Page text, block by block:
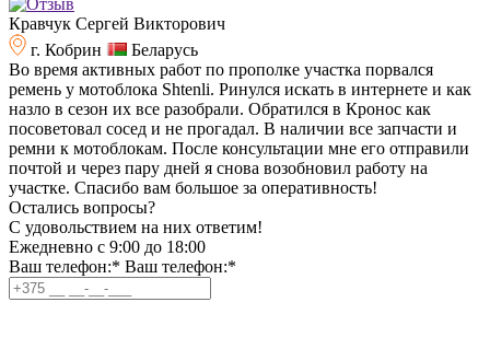
Кравчук Сергей Викторович
г. Кобрин
Беларусь
Во время активных работ по прополке участка порвался
ремень у мотоблока Shtenli. Ринулся искать в интернете и как
назло в сезон их все разобрали. Обратился в Кронос как
посоветовал сосед и не прогадал. В наличии все запчасти и
ремни к мотоблокам. После консультации мне его отправили
почтой и через пару дней я снова возобновил работу на
участке. Спасибо вам большое за оперативность!
Остались вопросы?
C удовольствием на них ответим!
Ежедневно с 9:00 до 18:00
Ваш телефон:* Ваш телефон:*